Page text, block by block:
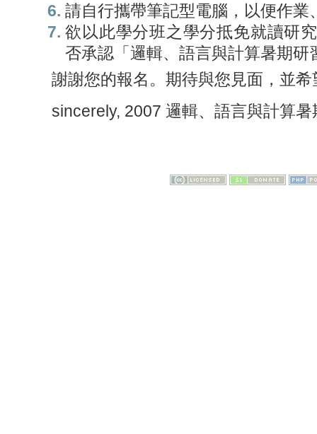
請自行攜帶筆記型電腦，以便作業
欲以此學分班之學分抵免就讀研
否承認「邏輯、語言與計算暑期
謝謝您的報名。期待與您見面，並
sincerely, 2007 邏輯、語言與計算